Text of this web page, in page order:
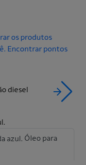
os produtos
Encontrar pontos
diesel
Óleo para